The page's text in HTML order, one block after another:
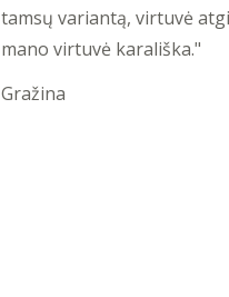
5
tamsų variantą, virtuvė
mano virtuvė karališka."
Gražina